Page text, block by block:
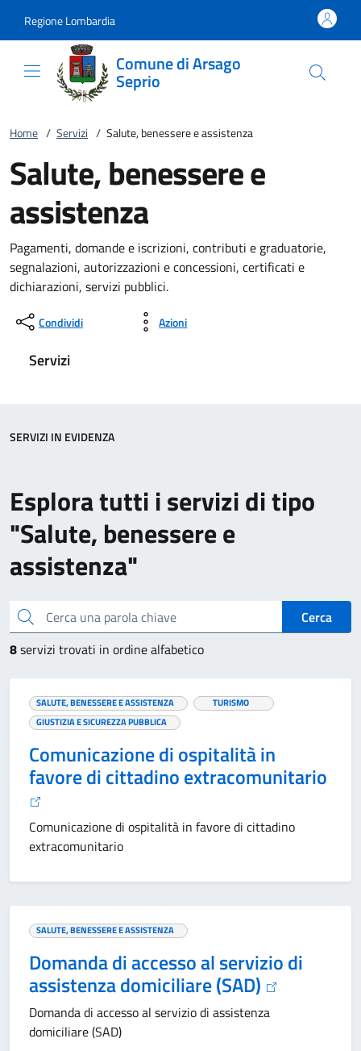
Regione Lombardia
Comune di Arsago
Seprio
Home / Servizi / Salute, benessere e assistenza
Salute, benessere e
assistenza
Pagamenti, domande e iscrizioni, contributi e graduatorie,
segnalazioni, autorizzazioni e concessioni, certificati e
dichiarazioni, servizi pubblici.
Condividi Azioni
Servizi
Esplora tutti i servizi di tipo
"Salute, benessere e
assistenza"
Cerca una parola chiave
Cerca
8servizi trovati in ordine alfabetico
SALUTE, BENESSERE E ASSISTENZA
TURISMO
GIUSTIZIA E SICUREZZA PUBBLICA
Comunicazione di ospitalità in
favore di cittadino extracomunitario
Comunicazione di ospitalità in favore di cittadino
extracomunitario
SALUTE, BENESSERE E ASSISTENZA
Domanda di accesso al servizio di
assistenza domiciliare (SAD)
Domanda di accesso al servizio di assistenza
domiciliare (SAD)
SERVIZI IN EVIDENZA